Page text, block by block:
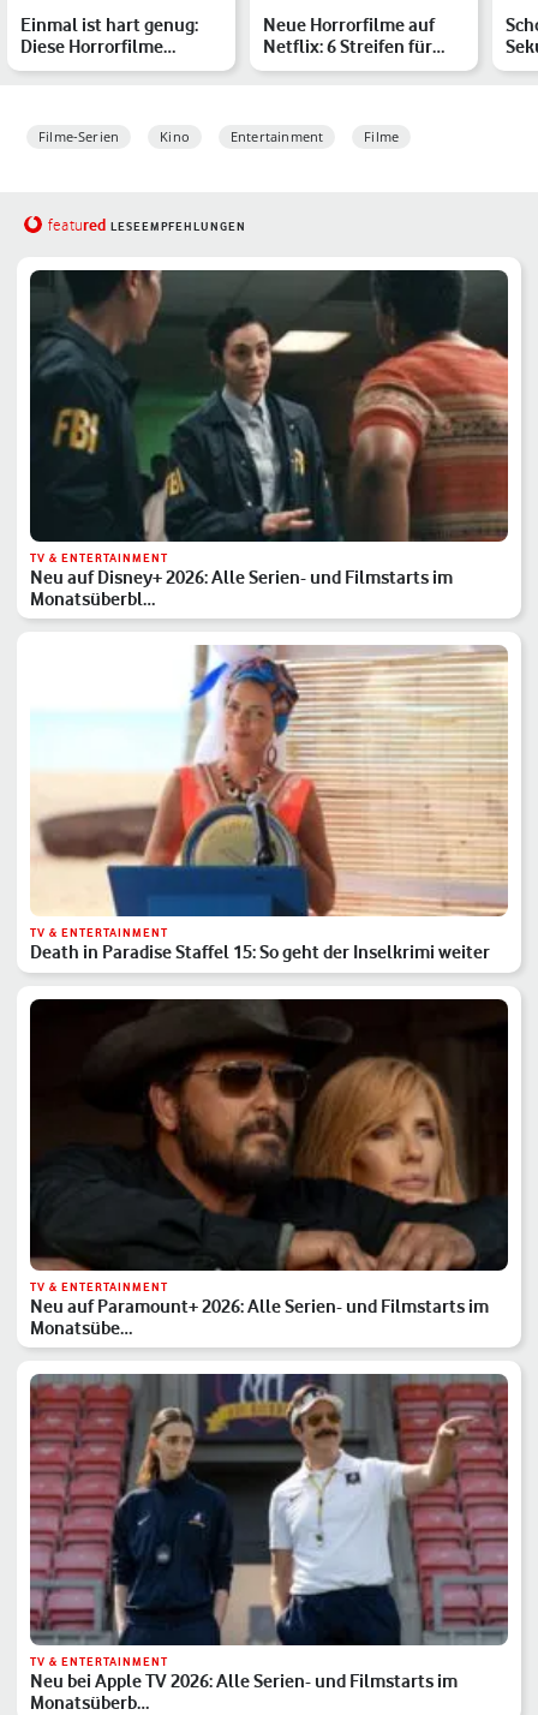
Einmal ist hart genug:
Diese Horrorfilme
schaust Du kein zweites
Neue Horrorfilme auf
Netflix: 6 Streifen für
Deinen Gruselabend
mit
Filme-Serien Kino Entertainment Filme
featured LESEEMPFEHLUNGEN
TV & ENTERTAINMENT
Neu auf Disney+ 2026: Alle Serien- und Filmstarts im
Monatsüberbl…
TV & ENTERTAINMENT
Death in Paradise Staffel 15: So geht der Inselkrimi weiter
TV & ENTERTAINMENT
Neu auf Paramount+ 2026: Alle Serien- und Filmstarts im
Monatsübe…
TV & ENTERTAINMENT
Neu bei Apple TV 2026: Alle Serien- und Filmstarts im
Monatsüberb…